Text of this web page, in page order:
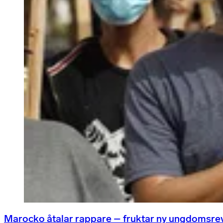
Marocko åtalar rappare – fruktar ny